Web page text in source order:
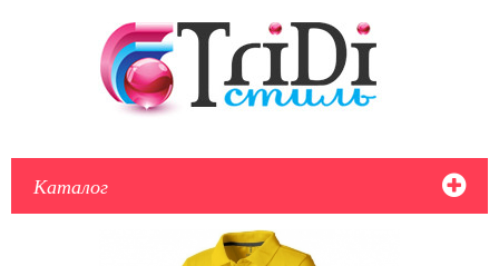
Каталог